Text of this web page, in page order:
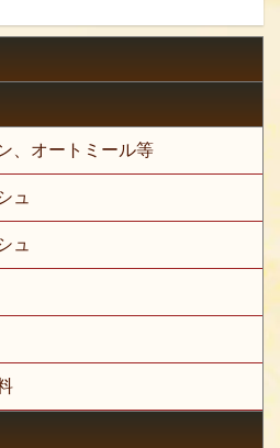
、オートミール等
ュ
ュ